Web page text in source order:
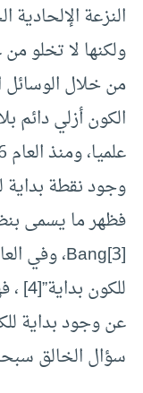
النزعة الإلحادية
ولكنها لا تخلو
من خلال الوسائل
الكون أزلي دائم
وجود نقطة بداية
Bang[3]
للكون بداية”[4]
،
عن وجود بداية
سؤال الخالق